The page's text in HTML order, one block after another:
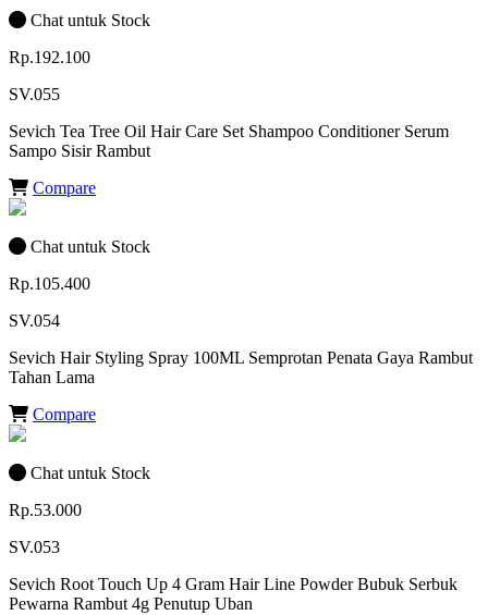
Chat untuk Stock
Rp.192.100
SV.055
Sevich Tea Tree Oil Hair Care Set Shampoo Conditioner Serum
Sampo Sisir Rambut
Compare
Chat untuk Stock
Rp.105.400
SV.054
Sevich Hair Styling Spray 100ML Semprotan Penata Gaya Rambut
Tahan Lama
Compare
Chat untuk Stock
Rp.53.000
SV.053
Sevich Root Touch Up 4 Gram Hair Line Powder Bubuk Serbuk
Pewarna Rambut 4g Penutup Uban